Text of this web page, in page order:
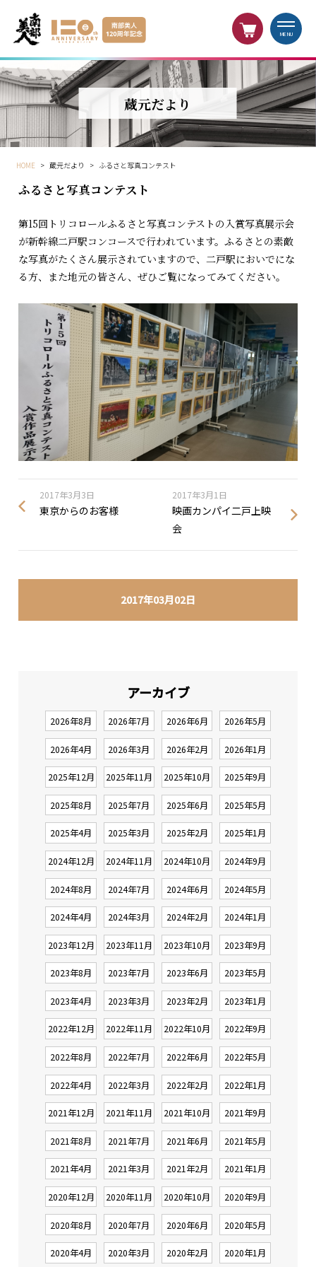
MENU
蔵元だより
HOME > 蔵元だより > ふるさと写真コンテスト
2017年03月02日
ふるさと写真コンテスト
第15回トリコロールふるさと写真コンテストの入賞写真展示会
が新幹線二戸駅コンコースで行われています。ふるさとの素敵
な写真がたくさん展示されていますので、二戸駅においでにな
る方、また地元の皆さん、ぜひご覧になってみてください。
2017年3月3日
東京からのお客様
2017年3月1日
映画カンパイ二戸上映
会
アーカイブ
2026年8月 2026年7月 2026年6月 2026年5月
2026年4月 2026年3月 2026年2月 2026年1月
2025年12月 2025年11月 2025年10月 2025年9月
2025年8月 2025年7月 2025年6月 2025年5月
2025年4月 2025年3月 2025年2月 2025年1月
2024年12月 2024年11月 2024年10月 2024年9月
2024年8月 2024年7月 2024年6月 2024年5月
2024年4月 2024年3月 2024年2月 2024年1月
2023年12月 2023年11月 2023年10月 2023年9月
2023年8月 2023年7月 2023年6月 2023年5月
2023年4月 2023年3月 2023年2月 2023年1月
2022年12月 2022年11月 2022年10月 2022年9月
2022年8月 2022年7月 2022年6月 2022年5月
2022年4月 2022年3月 2022年2月 2022年1月
2021年12月 2021年11月 2021年10月 2021年9月
2021年8月 2021年7月 2021年6月 2021年5月
2021年4月 2021年3月 2021年2月 2021年1月
2020年12月 2020年11月 2020年10月 2020年9月
2020年8月 2020年7月 2020年6月 2020年5月
2020年4月 2020年3月 2020年2月 2020年1月